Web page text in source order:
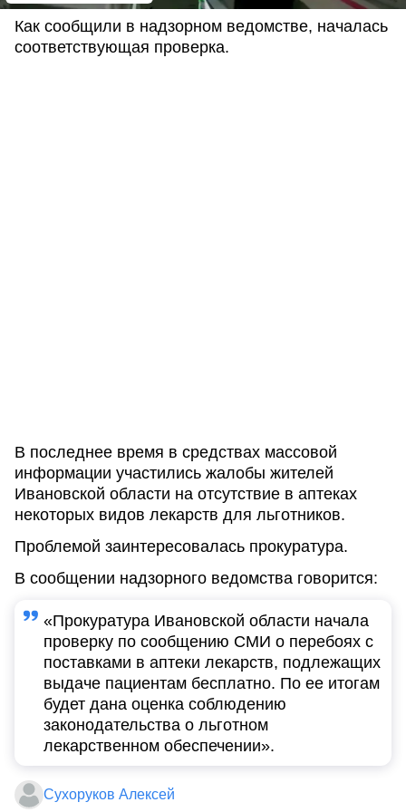
Как сообщили в надзорном ведомстве, началась
соответствующая проверка.
В последнее время в средствах массовой
информации участились жалобы жителей
Ивановской области на отсутствие в аптеках
некоторых видов лекарств для льготников.
Проблемой заинтересовалась прокуратура.
В сообщении надзорного ведомства говорится:
«Прокуратура Ивановской области начала
проверку по сообщению СМИ о перебоях с
поставками в аптеки лекарств, подлежащих
выдаче пациентам бесплатно. По ее итогам
будет дана оценка соблюдению
законодательства о льготном
лекарственном обеспечении».
Сухоруков Алексей